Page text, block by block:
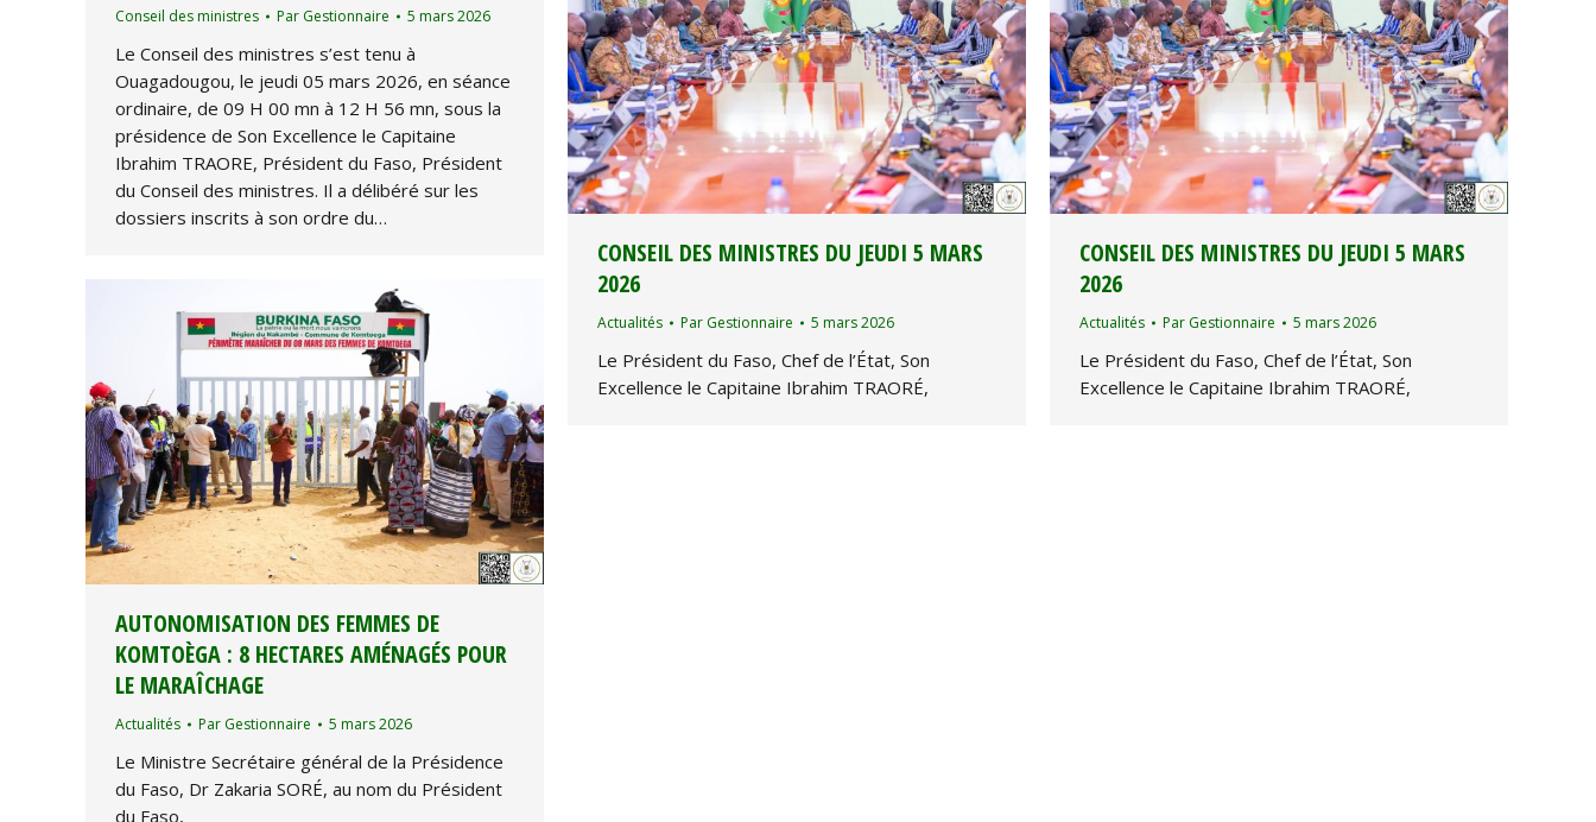
Conseil des ministres Par Gestionnaire 5 mars 2026
Le Conseil des ministres s’est tenu à
Ouagadougou, le jeudi 05 mars 2026, en séance
ordinaire, de 09 H 00 mn à 12 H 56 mn, sous la
présidence de Son Excellence le Capitaine
Ibrahim TRAORE, Président du Faso, Président
du Conseil des ministres. Il a délibéré sur les
dossiers inscrits à son ordre du…
CONSEIL DES MINISTRES DU JEUDI 5 MARS
2026
Actualités Par Gestionnaire 5 mars 2026
Le Président du Faso, Chef de l’État, Son
Excellence le Capitaine Ibrahim TRAORÉ,
CONSEIL DES MINISTRES DU JEUDI 5 MARS
2026
Actualités Par Gestionnaire 5 mars 2026
Le Président du Faso, Chef de l’État, Son
Excellence le Capitaine Ibrahim TRAORÉ,
AUTONOMISATION DES FEMMES DE
KOMTOÈGA : 8 HECTARES AMÉNAGÉS POUR
LE MARAÎCHAGE
Actualités Par Gestionnaire 5 mars 2026
Le Ministre Secrétaire général de la Présidence
du Faso, Dr Zakaria SORÉ, au nom du Président
du Faso,